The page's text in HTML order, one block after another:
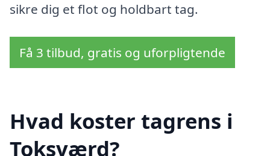
sikre dig et flot og holdbart tag.
Få 3 tilbud, gratis og uforpligtende
Hvad koster tagrens i
Toksværd?